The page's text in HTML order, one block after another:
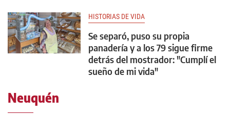
HISTORIAS DE VIDA
Se separó, puso su propia
panadería y a los 79 sigue firme
detrás del mostrador: "Cumplí el
sueño de mi vida"
Neuquén